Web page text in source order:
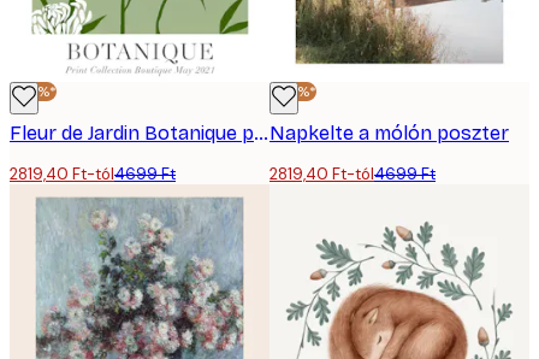
-40%*
Fleur de Jardin Botanique poszter
2819,40 Ft-tól4699 Ft
-40%*
Napkelte a mólón poszter
2819,40 Ft-tól4699 Ft